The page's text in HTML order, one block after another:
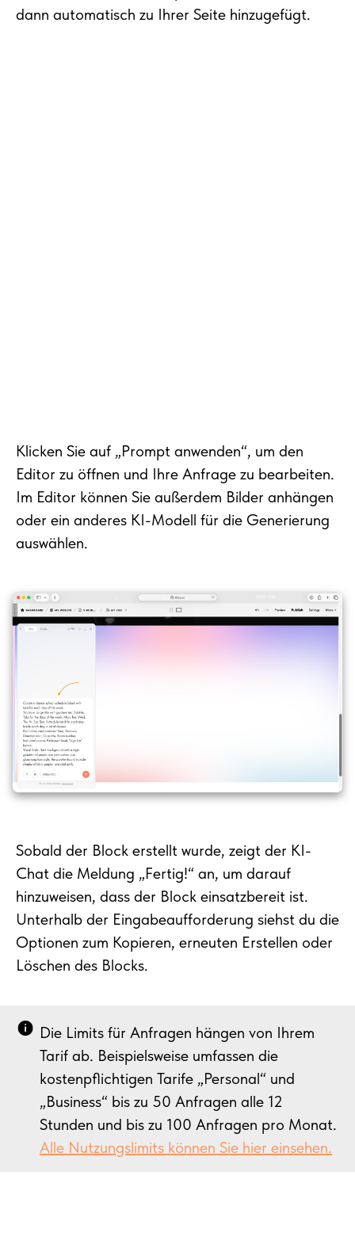
dann automatisch zu Ihrer Seite hinzugefügt.
Klicken Sie auf „Prompt anwenden“, um den
Editor zu öffnen und Ihre Anfrage zu bearbeiten.
Im Editor können Sie außerdem Bilder anhängen
oder ein anderes KI-Modell für die Generierung
auswählen.
Sobald der Block erstellt wurde, zeigt der KI-
Chat die Meldung „Fertig!“ an, um darauf
hinzuweisen, dass der Block einsatzbereit ist.
Unterhalb der Eingabeaufforderung siehst du die
Optionen zum Kopieren, erneuten Erstellen oder
Löschen des Blocks.
Die Limits für Anfragen hängen von Ihrem
Tarif ab. Beispielsweise umfassen die
kostenpflichtigen Tarife „Personal“ und
„Business“ bis zu 50 Anfragen alle 12
Stunden und bis zu 100 Anfragen pro Monat.
Alle Nutzungslimits können Sie hier einsehen.